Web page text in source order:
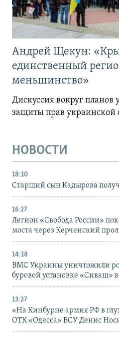
Андрей Щекун:
единственный
меньшинство»
Дискуссия вокруг планов
защиты прав
НОВОСТИ
18:10
Старший сын Кадырова
16:27
Легион «Свобода России»
моста через Керченский
14:18
ВМС Украины уничтожили
буровой установке «Сиваш»
13:27
«На Кинбурне армия РФ в
ОТК «Одесса» ВСУ Денис